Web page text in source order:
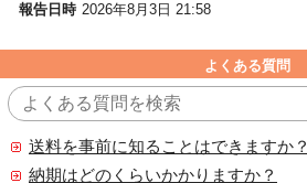
報告日時 2026年8月3日 21:58
よくある質問
送料を事前に知ることはできますか？
納期はどのくらいかかりますか？